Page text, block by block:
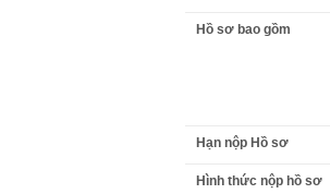
Hồ sơ bao gồm
Hạn nộp Hồ sơ
Hình thức nộp hồ sơ